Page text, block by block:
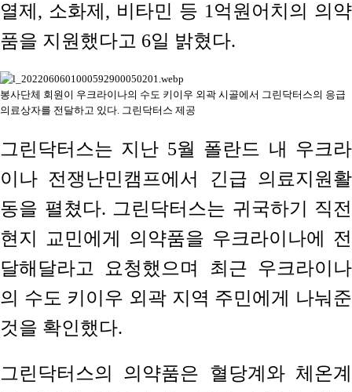
열제, 소화제, 비타민 등 1억원어치의 의약
품을 지원했다고 6일 밝혔다.
봉사단체 회원이 우크라이나의 수도 키이우 외곽 시골에서 그린닥터스의 응급
의료상자를 전달하고 있다. 그린닥터스 제공
그린닥터스는 지난 5월 폴란드 내 우크라
이나 전쟁난민캠프에서 긴급 의료지원활
동을 펼쳤다. 그린닥터스는 귀국하기 직전
현지 교민에게 의약품을 우크라이나에 전
달해달라고 요청했으며 최근 우크라이나
의 수도 키이우 외곽 지역 주민에게 나눠준
것을 확인했다.
그린닥터스의 의약품은 혈당계와 체온계